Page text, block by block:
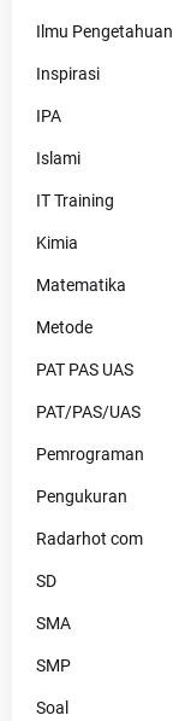
Ilmu Pengetahuan
Inspirasi
IPA
Islami
IT Training
Kimia
Matematika
Metode
PAT PAS UAS
PAT/PAS/UAS
Pemrograman
Pengukuran
Radarhot com
SD
SMA
SMP
Soal